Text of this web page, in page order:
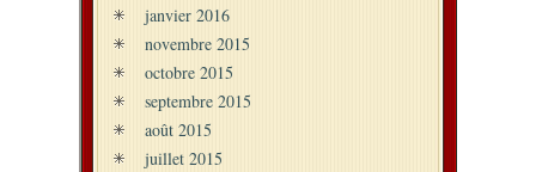
janvier 2016
novembre 2015
octobre 2015
septembre 2015
août 2015
juillet 2015